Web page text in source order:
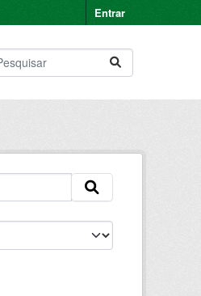
Entrar